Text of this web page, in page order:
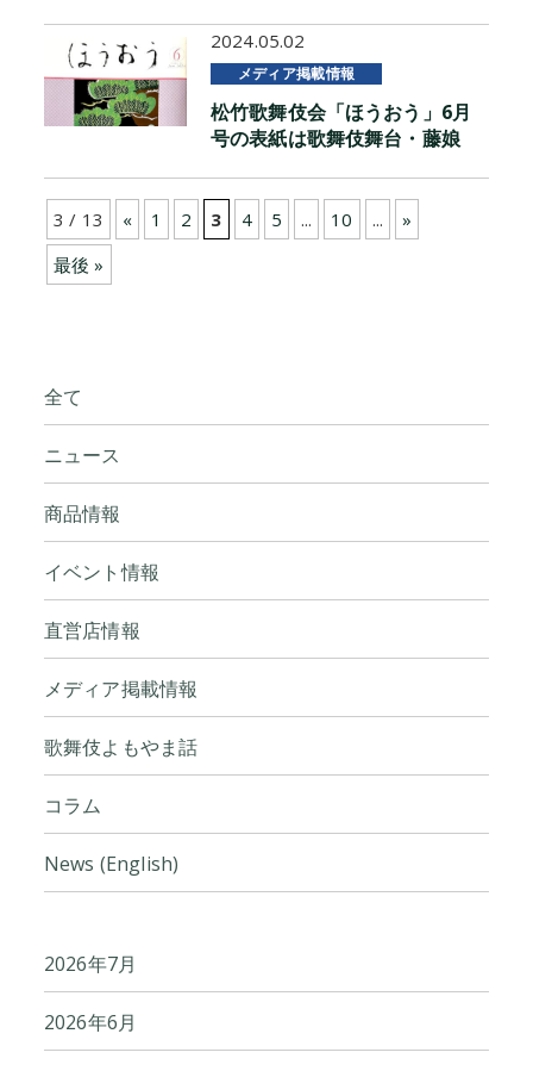
全て
ニュース
商品情報
イベント情報
直営店情報
メディア掲載情報
歌舞伎よもやま話
コラム
News (English)
2026年7月
2026年6月
2024.05.02
メディア掲載情報
松竹歌舞伎会「ほうおう」6月
号の表紙は歌舞伎舞台・藤娘
3 / 13 « 1 2 3 4 5 ... 10 ...
»
最後 »